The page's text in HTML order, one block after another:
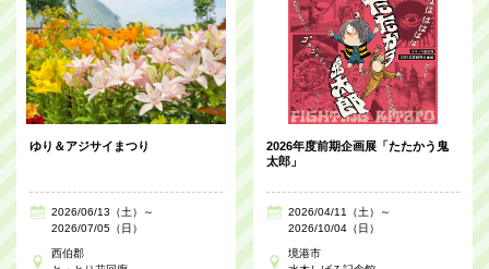
ゆり＆アジサイまつり
2026/06/13（土）～
2026/07/05（日）
西伯郡
2026年度前期企画展「たたかう鬼
太郎」
2026/04/11（土）～
2026/10/04（日）
境港市